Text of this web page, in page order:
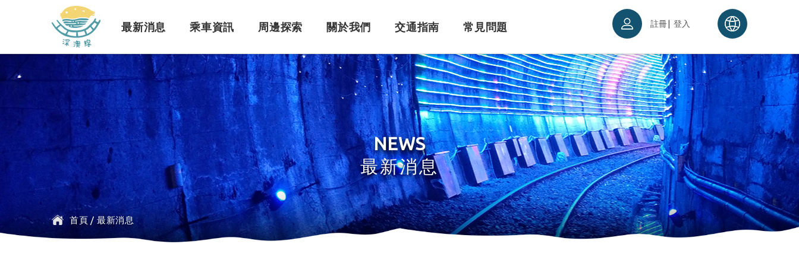
最新消息
訊息公告
乘車資訊
行車路線 票價時刻 購票須知 訂票系統 退票須知 入場須知
周邊探索
景點介紹 探索行程介紹
關於我們
緣起簡介 設施介紹 角色介紹 車體設計 永續理念
交通指南
公車 自行開車
常見問題
一般問題 訂票問題 訂單問題 搭乘問題
註冊| 登入
NEWS
最新消息
首頁 /最新消息